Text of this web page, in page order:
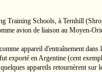
Training Schools, à Ternhill
avion de liaison au Moyen-
appareil d'entraînement dans
exporté en Argentine (cent
appareils retournèrent sur